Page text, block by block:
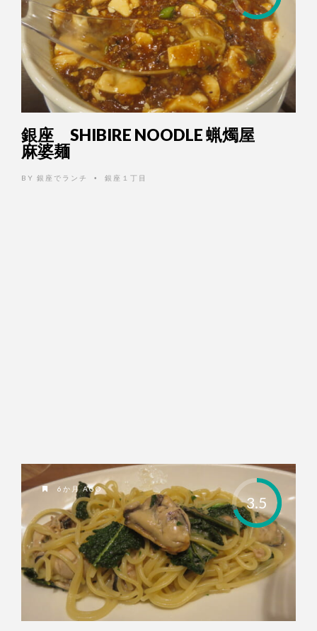
銀座 SHIBIRE NOODLE 蝋燭屋
麻婆麺
BY 銀座でランチ • 銀座１丁目
3.5
6か月 AGO